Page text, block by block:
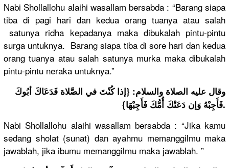
Nabi Shollallohu alaihi wasallam bersabda : “Barang siapa
tiba di pagi hari dan kedua orang tuanya atau salah
satunya ridha kepadanya maka dibukalah pintu-pintu
surga untuknya. Barang siapa tiba di sore hari dan kedua
orang tuanya atau salah satunya murka maka dibukalah
pintu-pintu neraka untuknya.”
وقال عليه الصلاة والسلام: {إذا كُنْتَ في الصَّلاة فَدَعَاكَ أبُوكَ
فَأَجِبْهُ وَإن دَعَتْكَ أُمُّكَ فَأَجِبْهَا}.
Nabi Shollallohu alaihi wasallam bersabda : “Jika kamu
sedang sholat (sunat) dan ayahmu memanggilmu maka
jawablah, jika ibumu memanggilmu maka jawablah. ”